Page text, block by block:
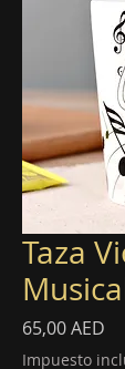
Taza
65,00 AED
Impuesto